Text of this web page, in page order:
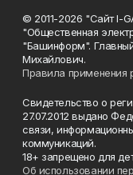
© 2011-2026 "Сайт I-
"Общественная
"Башинформ".
Михайлович.
Правила применения
Свидетельство о
27.07.2012 выдано
связи,
коммуникаций.
18+ запрещено для
Об использовании